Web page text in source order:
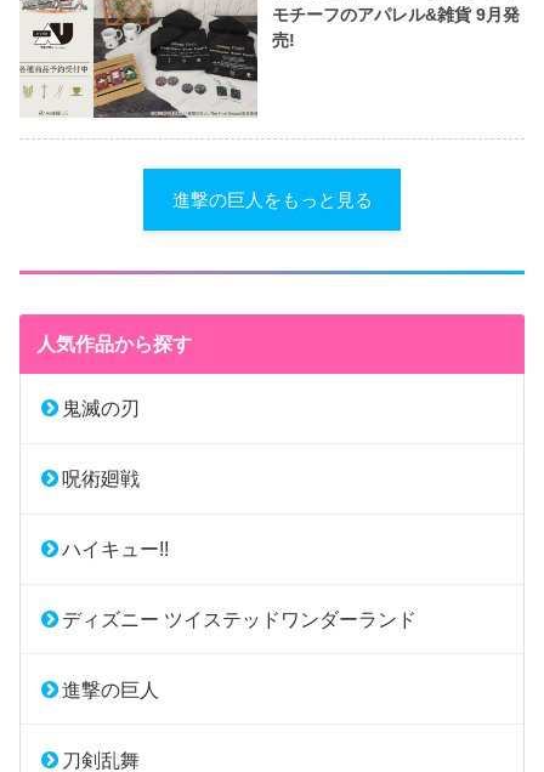
モチーフのアパレル&雑貨 9月発
売!
進撃の巨人をもっと見る
人気作品から探す
鬼滅の刃
呪術廻戦
ハイキュー!!
ディズニー ツイステッドワンダーランド
進撃の巨人
刀剣乱舞